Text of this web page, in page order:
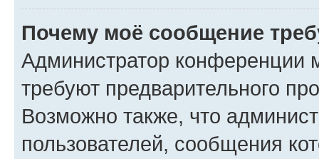
Почему моё сообщение
Администратор конференции
требуют предварительного
Возможно также, что
пользователей, сообщения